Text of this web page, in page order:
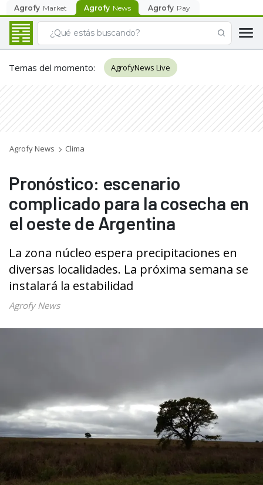
Agrofy Market Agrofy News Agrofy Pay
Temas del momento: AgrofyNews Live
Agrofy News Clima
Pronóstico: escenario
complicado para la cosecha en
el oeste de Argentina
La zona núcleo espera precipitaciones en
diversas localidades. La próxima semana se
instalará la estabilidad
Agrofy News